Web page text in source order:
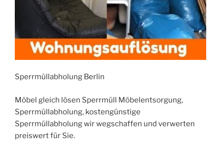
Sperrmüllabholung Berlin
Möbel gleich lösen Sperrmüll Möbelentsorgung,
Sperrmüllabholung, kostengünstige
Sperrmüllabholung wir wegschaffen und verwerten
preiswert für Sie.